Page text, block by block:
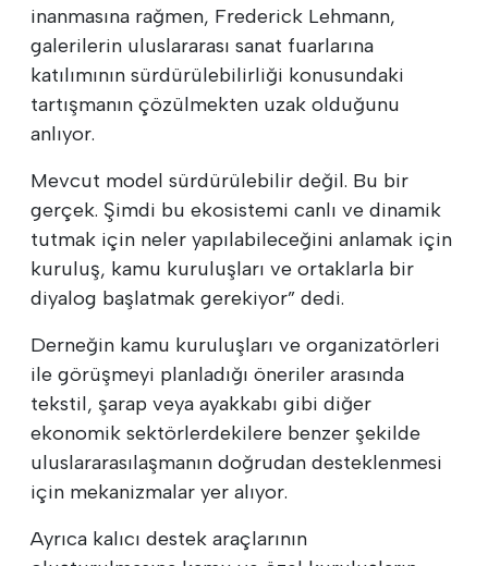
inanmasına rağmen, Frederick Lehmann,
galerilerin uluslararası sanat fuarlarına
katılımının sürdürülebilirliği konusundaki
tartışmanın çözülmekten uzak olduğunu
anlıyor.
Mevcut model sürdürülebilir değil. Bu bir
gerçek. Şimdi bu ekosistemi canlı ve dinamik
tutmak için neler yapılabileceğini anlamak için
kuruluş, kamu kuruluşları ve ortaklarla bir
diyalog başlatmak gerekiyor” dedi.
Derneğin kamu kuruluşları ve organizatörleri
ile görüşmeyi planladığı öneriler arasında
tekstil, şarap veya ayakkabı gibi diğer
ekonomik sektörlerdekilere benzer şekilde
uluslararasılaşmanın doğrudan desteklenmesi
için mekanizmalar yer alıyor.
Ayrıca kalıcı destek araçlarının